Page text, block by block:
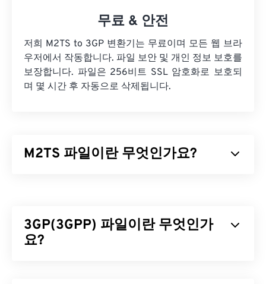
무료 & 안전
저희 M2TS to 3GP 변환기는 무료이며 모든 웹 브라
우저에서 작동합니다. 파일 보안 및 개인 정보 보호를
보장합니다. 파일은 256비트 SSL 암호화로 보호되
며 몇 시간 후 자동으로 삭제됩니다.
M2TS 파일이란 무엇인가요?
에 암호화된 콘텐츠를 담고 있는 독점 디지털 비디오
및 영화 파일 형식입니다. 또한 인터넷을 통한 스트리
3GP(3GPP) 파일이란 무엇인가
요?